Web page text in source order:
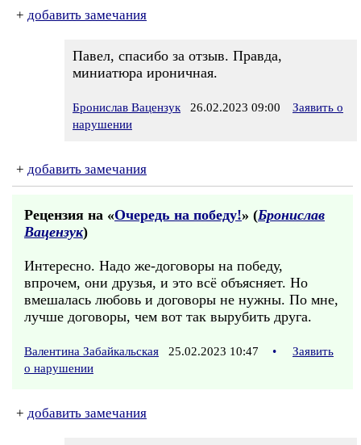
+ добавить замечания
Павел, спасибо за отзыв. Правда,
миниатюра ироничная.
Бронислав Вацензук 26.02.2023 09:00
Заявить о
нарушении
+ добавить замечания
Рецензия на «Очередь на победу!» (Бронислав
Вацензук)
Интересно. Надо же-договоры на победу,
впрочем, они друзья, и это всё объясняет. Но
вмешалась любовь и договоры не нужны. По мне,
лучше договоры, чем вот так вырубить друга.
Валентина Забайкальская 25.02.2023 10:47 •
Заявить
о нарушении
+ добавить замечания